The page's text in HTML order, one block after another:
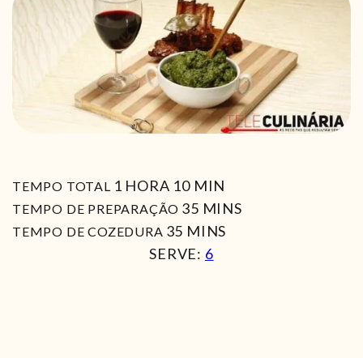
TEMPO TOTAL 1 HORA
HORA 10MIN
MIN
TEMPO DE PREPARAÇÃO 35MIN
MINS
TEMPO DE COZEDURA 35 MIN
MINS
SERVE: 6